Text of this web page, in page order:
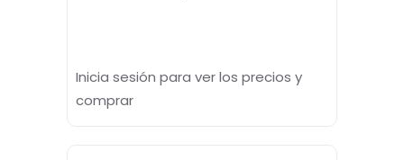
Inicia sesión para ver los precios y
comprar